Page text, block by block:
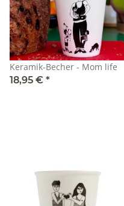
Keramik-Becher - Mom life
18,95 € *